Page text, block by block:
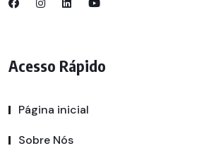
Acesso Rápido
Página inicial
Sobre Nós